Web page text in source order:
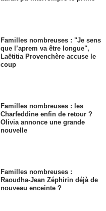
Familles nombreuses : "Je sens
que l’aprem va être longue",
Laëtitia Provenchère accuse le
coup
Familles nombreuses : les
Charfeddine enfin de retour ?
Olivia annonce une grande
nouvelle
Familles nombreuses :
Raoudha-Jean Zéphirin déjà de
nouveau enceinte ?